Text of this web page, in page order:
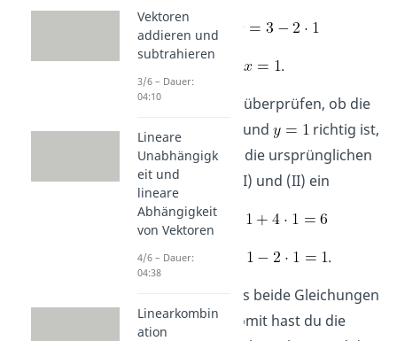
(I‘)
.
Probe:
Um zu überprüfen, ob die
und
richtig ist,
setzt du sie in die ursprünglichen
Gleichungen (I) und (II) ein
(I)
.
Du siehst, dass beide Gleichungen
erfüllt sind. Somit hast du die
Vektoren
addieren und
subtrahieren
3/6 – Dauer:
04:10
Lineare
Unabhängigk
eit und
lineare
Abhängigkeit
von Vektoren
4/6 – Dauer:
04:38
Linearkombin
ation